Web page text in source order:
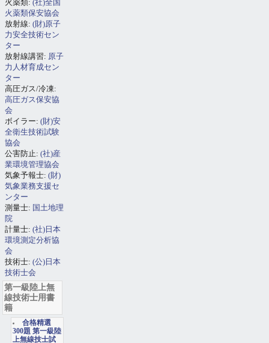
火薬類: (社)全国
火薬類保安協会
放射線: (財)原子
力安全技術セン
ター
放射線講習: 原子
力人材育成セン
ター
高圧ガス/冷凍:
高圧ガス保安協
会
ボイラー: (財)安
全衛生技術試験
協会
公害防止: (社)産
業環境管理協会
気象予報士: (財)
気象業務支援セ
ンター
測量士: 国土地理
院
計量士: (社)日本
環境測定分析協
会
技術士: (公)日本
技術士会
第一級陸上無
線技術士用書
籍
合格精選
300題 第一級陸
上無線技士試